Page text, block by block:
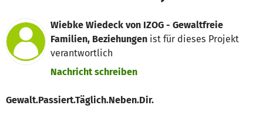
Wiebke Wiedeck von IZOG - Gewaltfreie
Familien, Beziehungen ist für dieses Projekt
verantwortlich
Nachricht schreiben
Gewalt.Passiert.Täglich.Neben.Dir.